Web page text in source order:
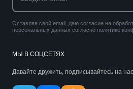
Оставляя свой email, даю согласие на
персональных данных согласно политике
МЫ В СОЦСЕТЯХ
Давайте дружить, подписывайтесь на нас